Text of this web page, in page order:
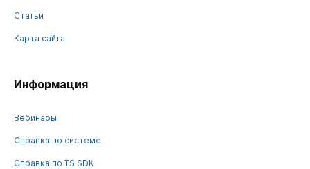
Статьи
Карта сайта
Информация
Вебинары
Справка по системе
Справка по TS SDK